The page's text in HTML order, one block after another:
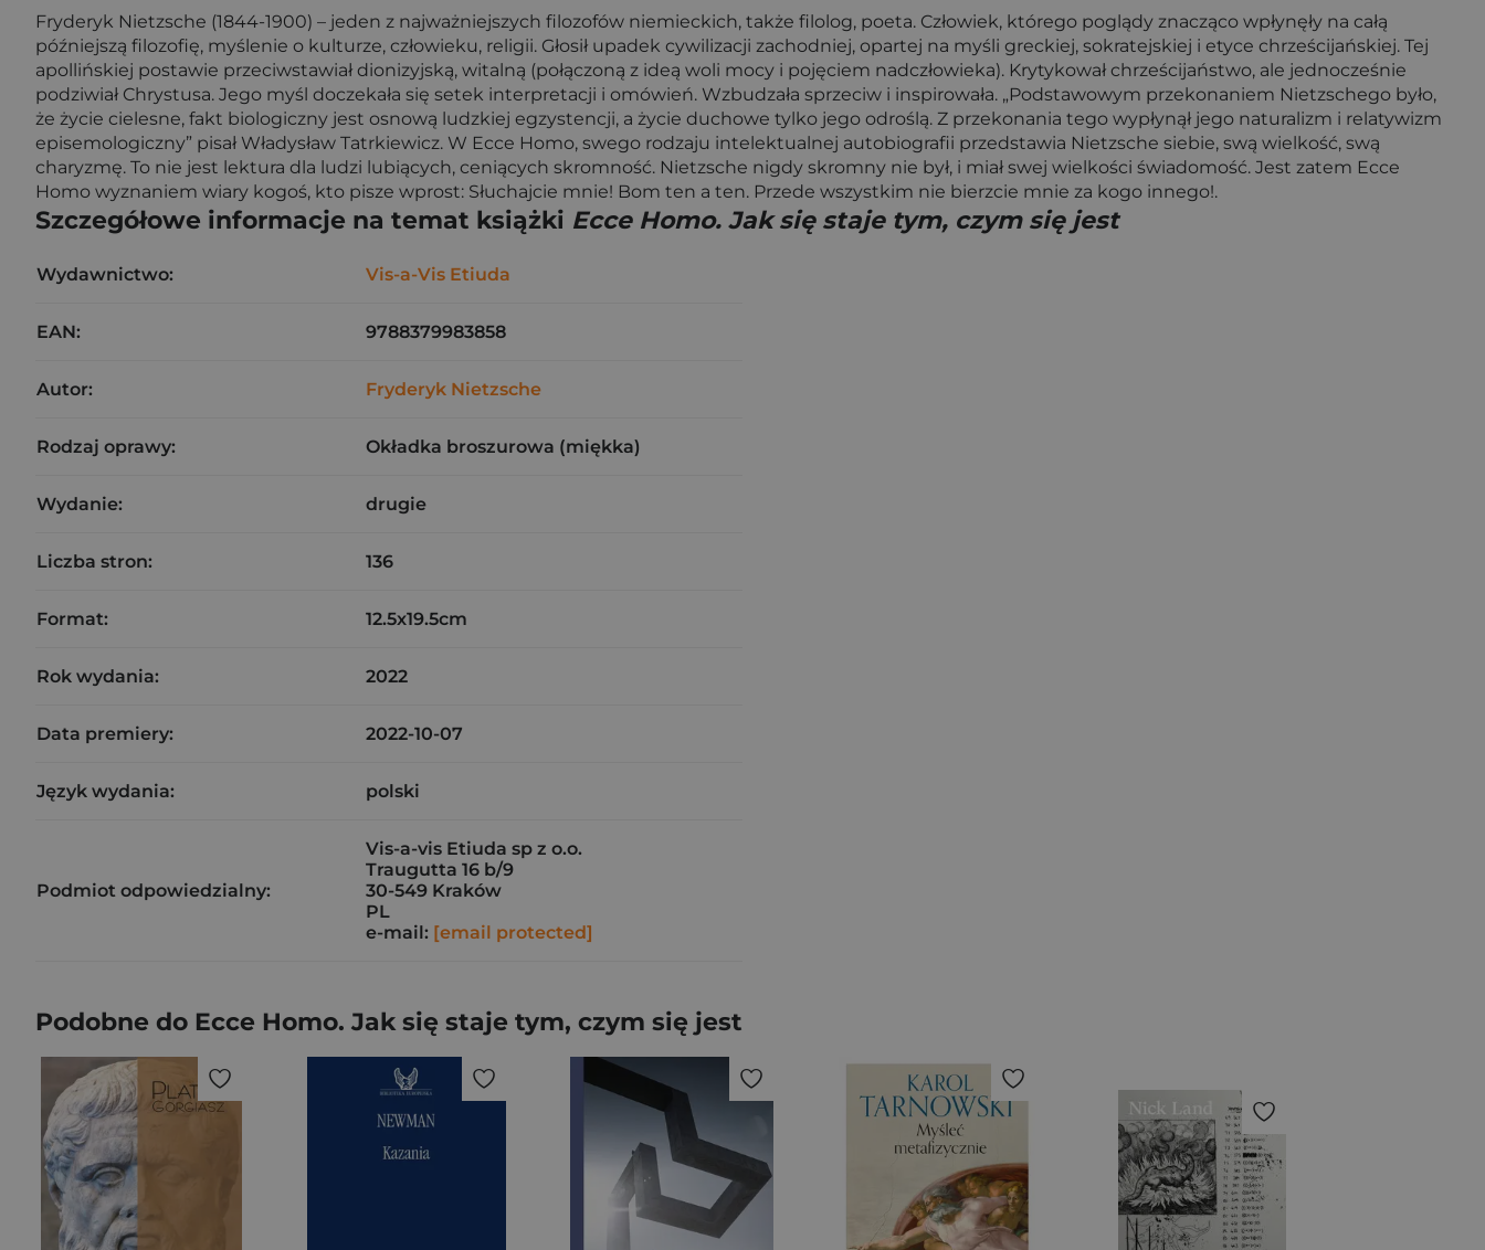
Fryderyk Nietzsche (1844-1900) – jeden z najważniejszych filozofów niemieckich, także filolog, poeta. Człowiek, którego poglądy znacząco wpłynęły na całą
późniejszą filozofię, myślenie o kulturze, człowieku, religii. Głosił upadek cywilizacji zachodniej, opartej na myśli greckiej, sokratejskiej i etyce chrześcijańskiej. Tej
apollińskiej postawie przeciwstawiał dionizyjską, witalną (połączoną z ideą woli mocy i pojęciem nadczłowieka). Krytykował chrześcijaństwo, ale jednocześnie
podziwiał Chrystusa. Jego myśl doczekała się setek interpretacji i omówień. Wzbudzała sprzeciw i inspirowała. „Podstawowym przekonaniem Nietzschego było,
że życie cielesne, fakt biologiczny jest osnową ludzkiej egzystencji, a życie duchowe tylko jego odroślą. Z przekonania tego wypłynął jego naturalizm i relatywizm
episemologiczny” pisał Władysław Tatrkiewicz. W Ecce Homo, swego rodzaju intelektualnej autobiografii przedstawia Nietzsche siebie, swą wielkość, swą
charyzmę. To nie jest lektura dla ludzi lubiących, ceniących skromność. Nietzsche nigdy skromny nie był, i miał swej wielkości świadomość. Jest zatem Ecce
Homo wyznaniem wiary kogoś, kto pisze wprost: Słuchajcie mnie! Bom ten a ten. Przede wszystkim nie bierzcie mnie za kogo innego!.
Szczegółowe informacje na temat książki Ecce Homo. Jak się staje tym, czym się jest
Wydawnictwo: Vis-a-Vis Etiuda
EAN: 9788379983858
Autor: Fryderyk Nietzsche
Rodzaj oprawy: Okładka broszurowa (miękka)
Wydanie: drugie
Liczba stron: 136
Format: 12.5x19.5cm
Rok wydania: 2022
Data premiery: 2022-10-07
Język wydania: polski
Podmiot odpowiedzialny:
Vis-a-vis Etiuda sp z o.o.
Traugutta 16 b/9
30-549 Kraków
PL
e-mail: [email protected]
Podobne do Ecce Homo. Jak się staje tym, czym się jest